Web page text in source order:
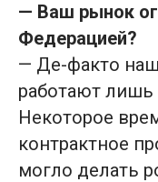
— Ваш рынок
Федерацией?
— Де-факто
работают лишь
Некоторое
контрактное
могло делать